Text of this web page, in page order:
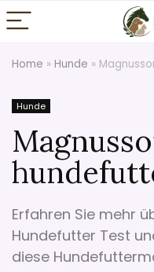
Home » Hunde »
Hunde
Erfahren Sie mehr
Hundefutter Test
diese